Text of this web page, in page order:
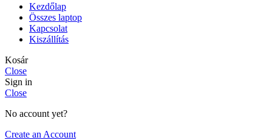
Kezdőlap
Összes laptop
Kapcsolat
Kiszállítás
Kosár
Close
Sign in
Close
No account yet?
Create an Account